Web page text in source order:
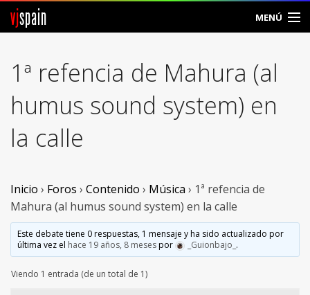
vjspain MENÚ
Foros
Noticias
Vjspain
Ayuda
Contacto
Entrar
1ª refencia de Mahura (al
humus sound system) en
la calle
Inicio › Foros › Contenido › Música › 1ª refencia de
Mahura (al humus sound system) en la calle
Este debate tiene 0 respuestas, 1 mensaje y ha sido actualizado por
última vez el hace 19 años, 8 mesespor _Guionbajo_ .
Viendo 1 entrada (de un total de 1)